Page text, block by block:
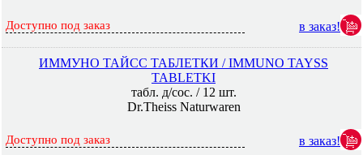
Доступно под заказ в заказ!
ИММУНО ТАЙСС ТАБЛЕТКИ / IMMUNO TAYSS
TABLETKI
табл. д/сос. / 12 шт.
Dr.Theiss Naturwaren
Доступно под заказ в заказ!